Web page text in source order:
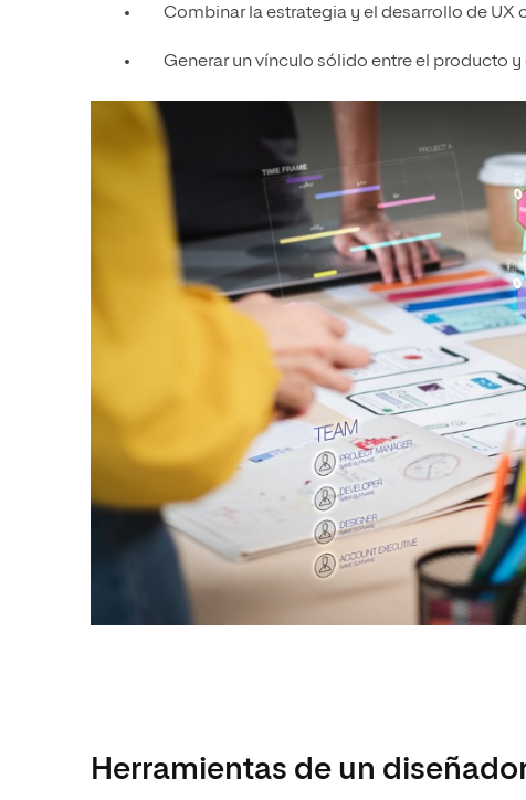
Combinar la estrategia y el desarrollo de UX
Generar un vínculo sólido entre el producto y
Herramientas de un